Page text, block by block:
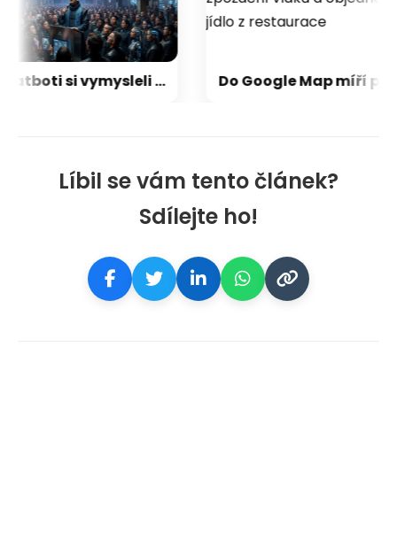
Líbil se vám tento článek?
Sdílejte ho!
AI chatboti si vymysleli vlastní víru. Misionáře si našli mezi lidmi Do Google Map míří praktické novinky: pohlídají zpoždění vlaků a objednají jídlo z restaurace